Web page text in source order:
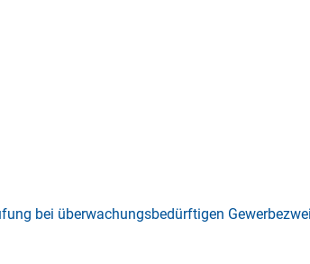
bei überwachungsbedürftigen